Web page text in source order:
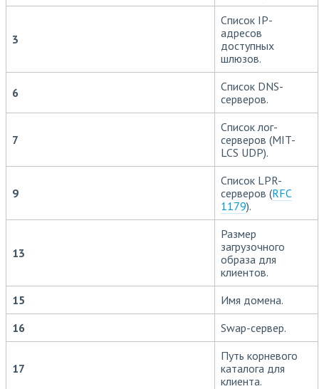
3
Список IP-
адресов
доступных
шлюзов.
6
Список DNS-
серверов.
7
Список лог-
серверов (MIT-
LCS UDP).
9
Список LPR-
серверов (RFC
1179).
13
Размер
загрузочного
образа для
клиентов.
15
Имя домена.
16
Swap-сервер.
17
Путь корневого
каталога для
клиента.